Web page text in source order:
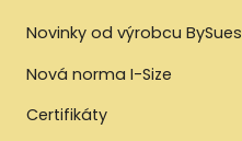
Novinky od výrobcu BySues
Nová norma I-Size
Certifikáty